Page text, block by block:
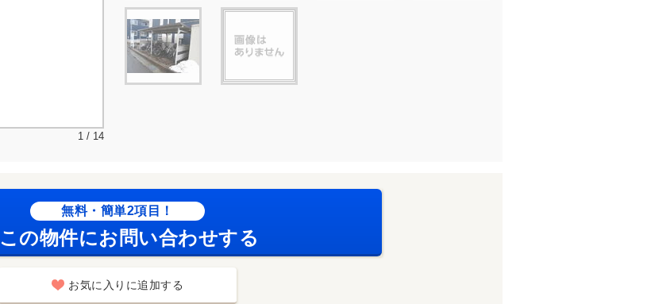
1 / 14
無料・簡単2項目！
この物件にお問い合わせする
お気に入りに追加する